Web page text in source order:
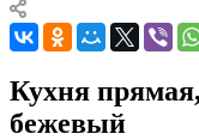
Кухня
бежевый